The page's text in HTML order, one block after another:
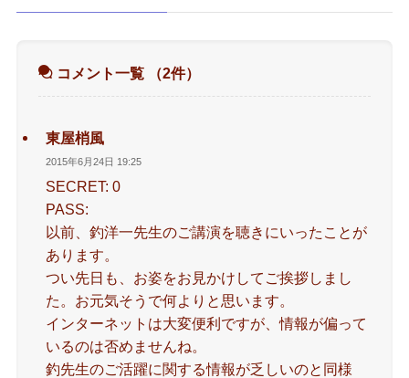
コメント一覧 （2件）
東屋梢風
2015年6月24日 19:25
SECRET: 0
PASS:
以前、釣洋一先生のご講演を聴きにいったことが
あります。
つい先日も、お姿をお見かけしてご挨拶しまし
た。お元気そうで何よりと思います。
インターネットは大変便利ですが、情報が偏って
いるのは否めませんね。
釣先生のご活躍に関する情報が乏しいのと同様